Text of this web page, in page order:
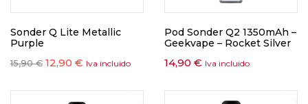
Sonder Q Lite Metallic
Purple
15,90€ 12,90 € Iva incluido
Pod Sonder Q2 1350mAh –
Geekvape – Rocket Silver
14,90 € Iva incluido